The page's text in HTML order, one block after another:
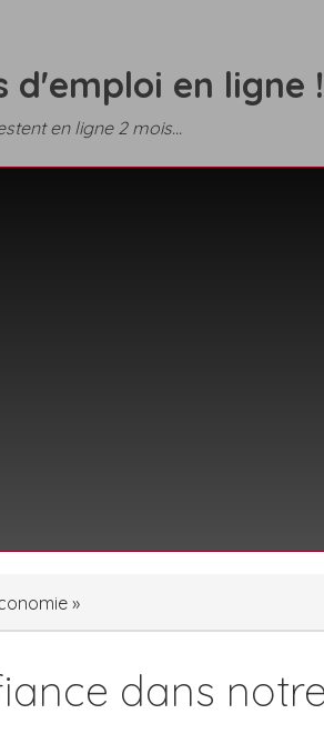
d'emploi en ligne !
en ligne 2 mois...
»
dans notre